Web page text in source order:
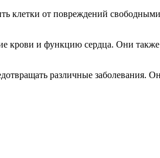
клетки от повреждений
крови и функцию сердца. Они
различные заболевания.